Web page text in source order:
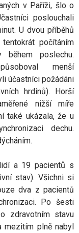
v Paříži, šlo o
poslouchali
U dvou příběhů
počítáním
poslechu.
menší
účastníci požádáni
hrdinů). Horší
nižší míře
také ukázala, že u
dechu.
a 19 pacientů s
stav). Všichni si
dva z pacientů
Po šesti
zdravotním stavu
mezitím plně nabyl